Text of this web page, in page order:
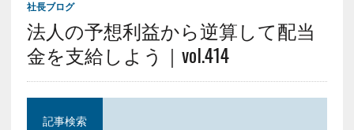
社長ブログ
法人の予想利益から逆算して配当
金を支給しよう｜vol.414
記事検索